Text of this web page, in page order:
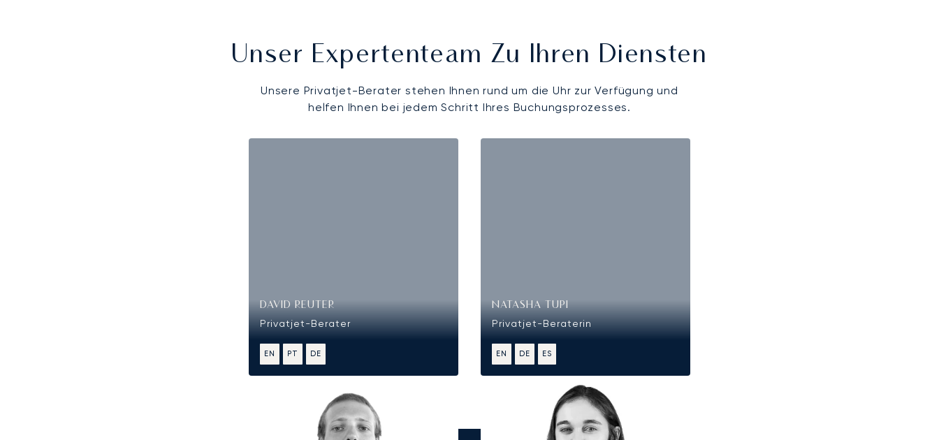
Unser Expertenteam Zu Ihren Diensten
Unsere Privatjet-Berater stehen Ihnen rund um die Uhr zur Verfügung und
helfen Ihnen bei jedem Schritt Ihres Buchungsprozesses.
DAVID REUTER
Privatjet-Berater
EN PT DE
NATASHA TUPI
Privatjet-Beraterin
EN DE ES